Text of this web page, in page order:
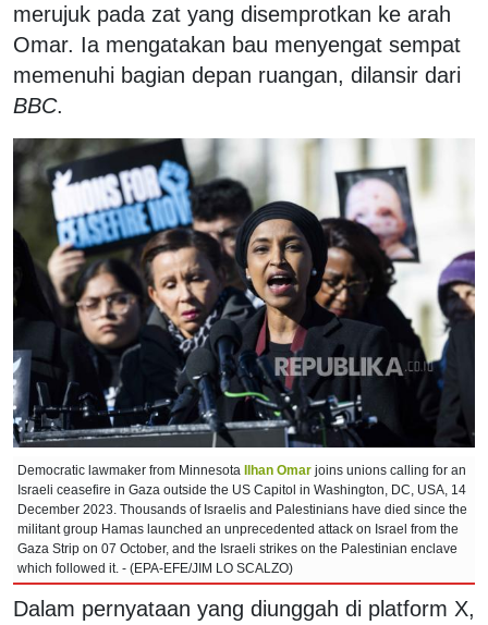
merujuk pada zat yang disemprotkan ke arah
Omar. Ia mengatakan bau menyengat sempat
memenuhi bagian depan ruangan, dilansir dari
BBC.
Democratic lawmaker from Minnesota Ilhan Omar joins unions calling for an
Israeli ceasefire in Gaza outside the US Capitol in Washington, DC, USA, 14
December 2023. Thousands of Israelis and Palestinians have died since the
militant group Hamas launched an unprecedented attack on Israel from the
Gaza Strip on 07 October, and the Israeli strikes on the Palestinian enclave
which followed it. - (EPA-EFE/JIM LO SCALZO)
Dalam pernyataan yang diunggah di platform X,